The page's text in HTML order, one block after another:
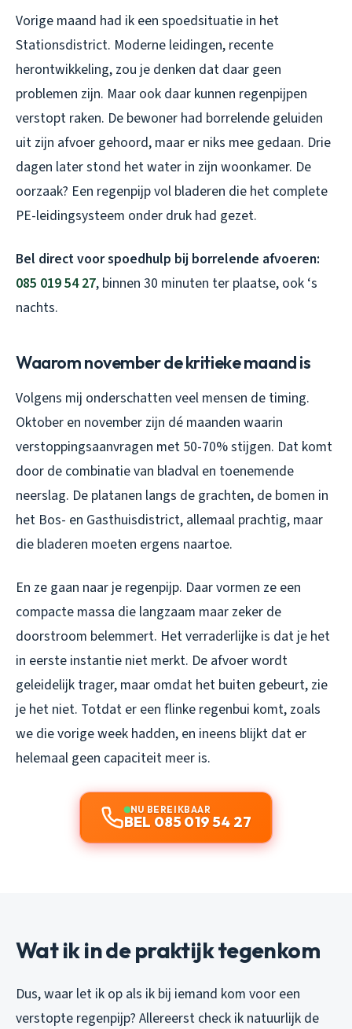
Vorige maand had ik een spoedsituatie in het
Stationsdistrict. Moderne leidingen, recente
herontwikkeling, zou je denken dat daar geen
problemen zijn. Maar ook daar kunnen regenpijpen
verstopt raken. De bewoner had borrelende geluiden
uit zijn afvoer gehoord, maar er niks mee gedaan. Drie
dagen later stond het water in zijn woonkamer. De
oorzaak? Een regenpijp vol bladeren die het complete
PE-leidingsysteem onder druk had gezet.
Bel direct voor spoedhulp bij borrelende afvoeren:
085 019 54 27, binnen 30 minuten ter plaatse, ook ‘s
nachts.
Waarom november de kritieke maand is
Volgens mij onderschatten veel mensen de timing.
Oktober en november zijn dé maanden waarin
verstoppingsaanvragen met 50-70% stijgen. Dat komt
door de combinatie van bladval en toenemende
neerslag. De platanen langs de grachten, de bomen in
het Bos- en Gasthuisdistrict, allemaal prachtig, maar
die bladeren moeten ergens naartoe.
En ze gaan naar je regenpijp. Daar vormen ze een
compacte massa die langzaam maar zeker de
doorstroom belemmert. Het verraderlijke is dat je het
in eerste instantie niet merkt. De afvoer wordt
geleidelijk trager, maar omdat het buiten gebeurt, zie
je het niet. Totdat er een flinke regenbui komt, zoals
we die vorige week hadden, en ineens blijkt dat er
helemaal geen capaciteit meer is.
NU BEREIKBAAR
BEL 085 019 54 27
Wat ik in de praktijk tegenkom
Dus, waar let ik op als ik bij iemand kom voor een
verstopte regenpijp? Allereerst check ik natuurlijk de